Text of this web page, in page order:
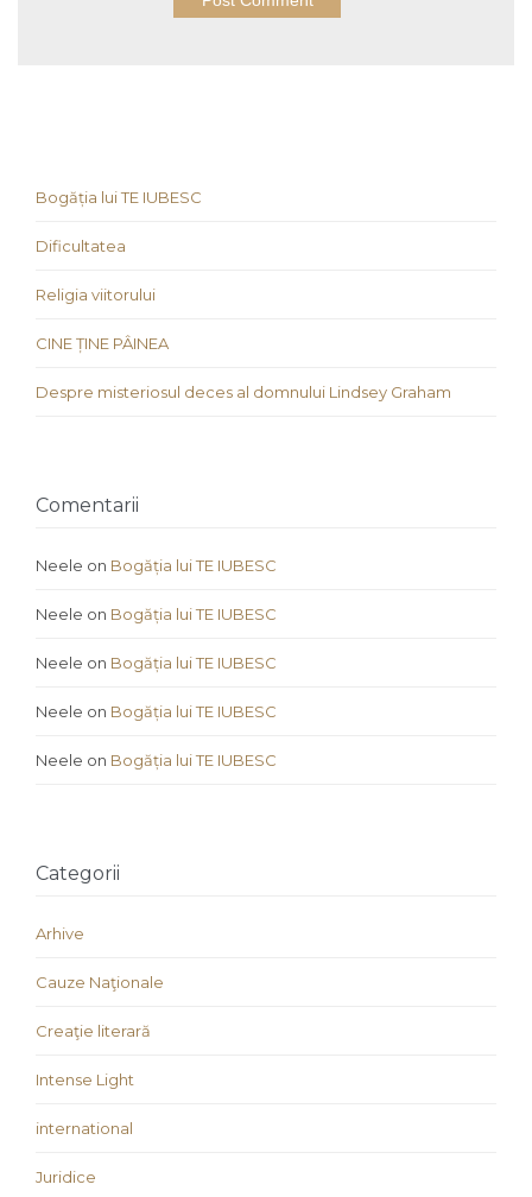
Bogăția lui TE IUBESC
Dificultatea
Religia viitorului
CINE ȚINE PÂINEA
Despre misteriosul deces al domnului Lindsey Graham
Comentarii
Neele on Bogăția lui TE IUBESC
Neele on Bogăția lui TE IUBESC
Neele on Bogăția lui TE IUBESC
Neele on Bogăția lui TE IUBESC
Neele on Bogăția lui TE IUBESC
Categorii
Arhive
Cauze Naţionale
Creaţie literară
Intense Light
international
Juridice